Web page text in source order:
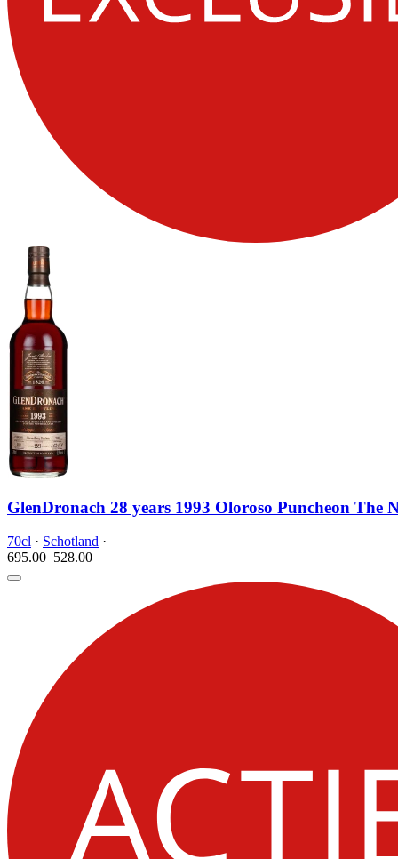
GlenDronach 28 years 1993 Oloroso Puncheon The
70cl · Schotland ·
695.00 528.00